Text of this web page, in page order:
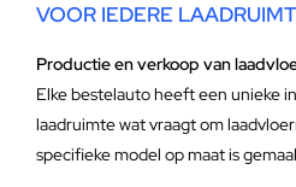
VOOR IEDERE
Productie en verkoop van
Elke bestelauto heeft een unieke
laadruimte wat vraagt om
specifieke model op maat is